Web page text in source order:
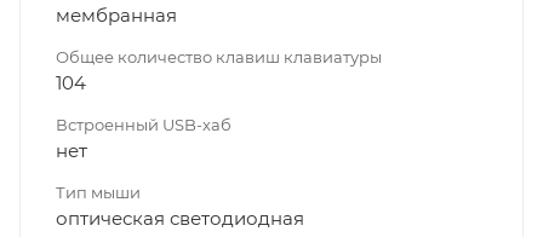
мембранная
Общее количество клавиш клавиатуры
104
Встроенный USB-хаб
нет
Тип мыши
оптическая светодиодная